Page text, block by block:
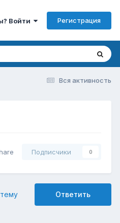
Войти Регистрация
Вся активность
Подписчики 0
Ответить